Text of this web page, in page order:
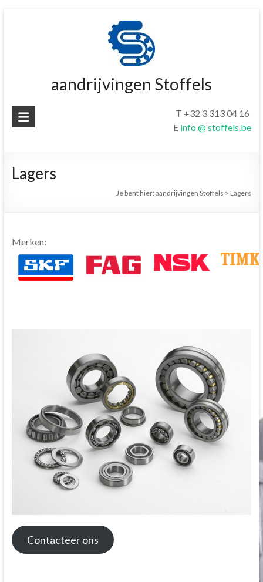
aandrijvingen Stoffels
T +32 3 313 04 16
E info @ stoffels.be
Lagers
Je bent hier:aandrijvingen Stoffels > Lagers
Merken:
Contacteer ons